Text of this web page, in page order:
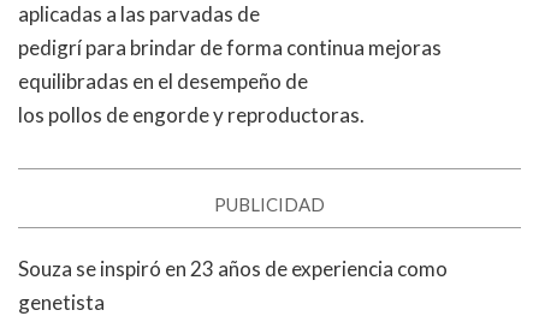
aplicadas a las parvadas de
pedigrí para brindar de forma continua mejoras
equilibradas en el desempeño de
los pollos de engorde y reproductoras.
PUBLICIDAD
Souza se inspiró en 23 años de experiencia como
genetista